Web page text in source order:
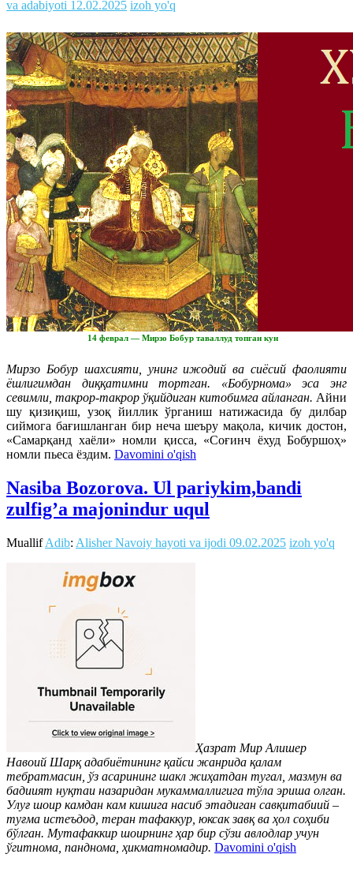
va adabiyoti 12.02.2025 izoh yo'q
14 феврал — Мирзо Бобур таваллуд топган кун
Мирзо Бобур шахсияти, унинг ижодий ва сиёсий фаолияти
ёшлигимдан диққатимни тортган. «Бобурнома» эса энг
севимли, такрор-такрор ўқийдиган китобимга айланган. Айни
шу қизиқиш, узоқ йиллик ўрганиш натижасида бу дилбар
сиймога бағишланган бир неча шеъру мақола, кичик достон,
«Самарқанд хаёли» номли қисса, «Соғинч ёхуд Бобуршоҳ»
номли пьеса ёздим. Davomini o'qish
Nasiba Bozorova. Ul pariykim,bandi
zulfig’a majonindur uqul
MuallifAdib: Alisher Navoiy hayoti va ijodi 09.02.2025 izoh yo'q
Ҳазрат Мир Алишер
Навоий Шарқ адабиётининг қайси жанрида қалам
тебратмасин, ўз асарининг шакл жиҳатдан тугал, мазмун ва
бадиият нуқтаи назаридан мукаммаллигига тўла эриша олган.
Улуғ шоир камдан кам кишига насиб этадиган савқитабиий –
туғма истеъдод, теран тафаккур, юксак завқ ва ҳол соҳиби
бўлган. Мутафаккир шоирнинг ҳар бир сўзи авлодлар учун
ўгитнома, панднома, ҳикматномадир. Davomini o'qish